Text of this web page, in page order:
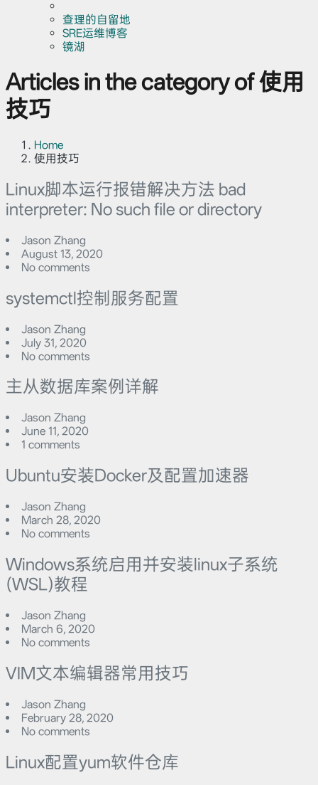
查理的自留地
SRE运维博客
镜湖
Articles in the category of 使用
技巧
Home
使用技巧
Linux脚本运行报错解决方法 bad
interpreter: No such file or directory
Jason Zhang
August 13, 2020
No comments
systemctl控制服务配置
Jason Zhang
July 31, 2020
No comments
主从数据库案例详解
Jason Zhang
June 11, 2020
1 comments
Ubuntu安装Docker及配置加速器
Jason Zhang
March 28, 2020
No comments
Windows系统启用并安装linux子系统
(WSL)教程
Jason Zhang
March 6, 2020
No comments
VIM文本编辑器常用技巧
Jason Zhang
February 28, 2020
No comments
Linux配置yum软件仓库